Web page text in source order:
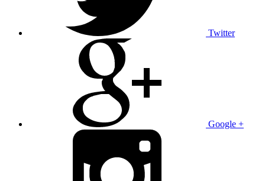
Twitter
Google +